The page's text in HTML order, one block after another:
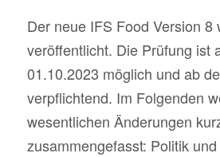
Der neue IFS Food Version 8
veröffentlicht. Die Prüfung ist
01.10.2023 möglich und ab
verpflichtend. Im Folgenden
wesentlichen Änderungen
zusammengefasst: Politik